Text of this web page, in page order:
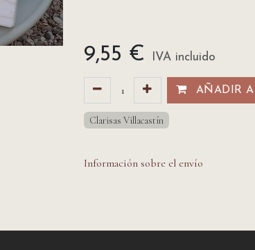
9,55 € IVA incluido
AÑADIR
Clarisas Villacastín
Información sobre el envío